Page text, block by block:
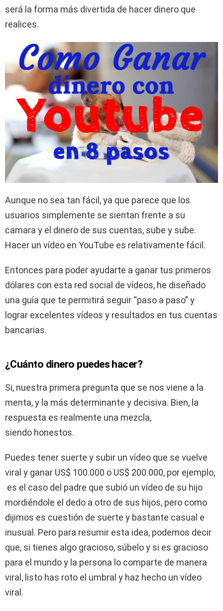
será la forma más divertida de hacer dinero que
realices.
Aunque no sea tan fácil, ya que parece que los
usuarios simplemente se sientan frente a su
camara y el dinero de sus cuentas, sube y sube.
Hacer un vídeo en YouTube es relativamente fácil.
Entonces para poder ayudarte a ganar tus primeros
dólares con esta red social de vídeos, he diseñado
una guía que te permitirá seguir “paso a paso” y
lograr excelentes vídeos y resultados en tus cuentas
bancarias.
¿Cuánto dinero puedes hacer?
Si, nuestra primera pregunta que se nos viene a la
menta, y la más determinante y decisiva. Bien, la
respuesta es realmente una mezcla,
siendo honestos.
Puedes tener suerte y subir un vídeo que se vuelve
viral y ganar US$ 100.000 o US$ 200.000, por ejemplo,
es el caso del padre que subió un vídeo de su hijo
mordiéndole el dedo a otro de sus hijos, pero como
dijimos es cuestión de suerte y bastante casual e
inusual. Pero para resumir esta idea, podemos decir
que, si tienes algo gracioso, súbelo y si es gracioso
para el mundo y la persona lo comparte de manera
viral, listo has roto el umbral y haz hecho un vídeo
viral.